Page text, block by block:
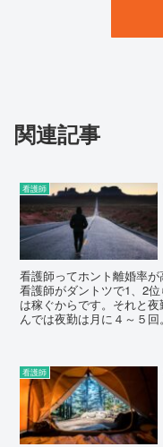
関連記事
看護師
看護師ってホント離婚率が
看護師がダントツで1、2
は稼ぐからです。それと
んでは夜勤は月に４～５
看護師